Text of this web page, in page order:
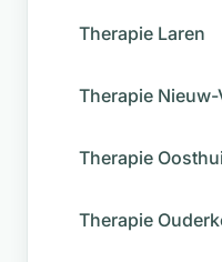
Therapie Laren
Therapie Nieuw-
Therapie
Therapie